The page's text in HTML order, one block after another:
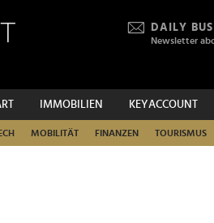
DAILY
Newsletter
IMMOBILIEN KEYACCOUNT
MOBILITÄT FINANZEN TOURISMUS